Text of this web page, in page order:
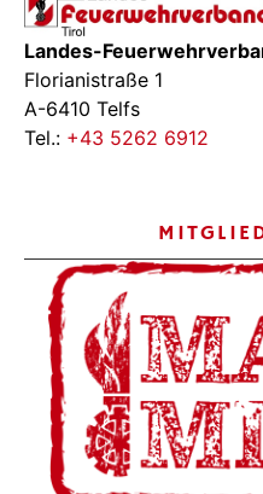
Landes-
Florianistraße 1
A-6410 Telfs
Tel.: +43 5262 6912